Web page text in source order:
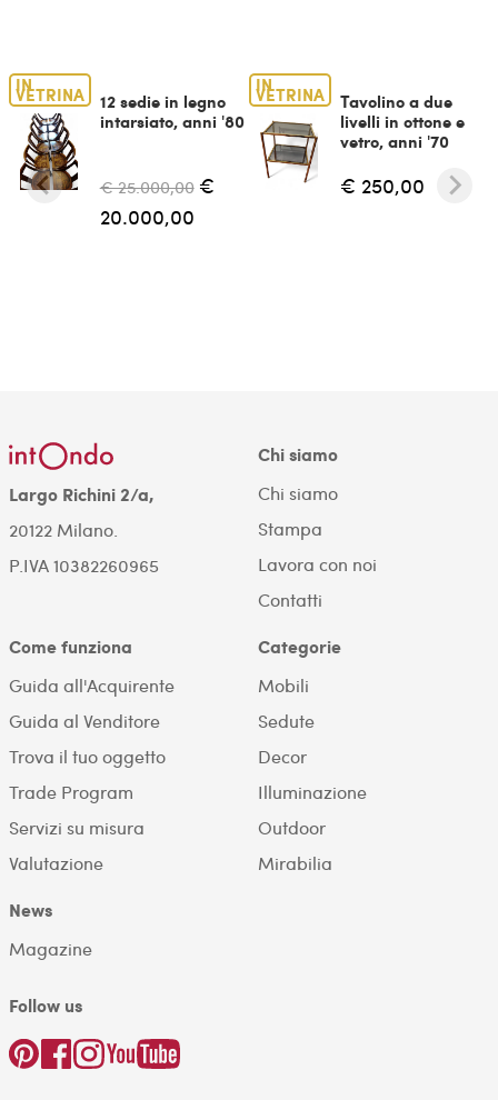
IN
VETRINA
12 sedie in legno
intarsiato, anni '80
€ 25.000,00 €
20.000,00
IN
VETRINA
Tavolino a due
livelli in ottone e
vetro, anni '70
€ 250,00
Largo Richini 2/a,
20122 Milano.
P.IVA 10382260965
Chi siamo
Chi siamo
Stampa
Lavora con noi
Contatti
Come funziona
Guida all'Acquirente
Guida al Venditore
Trova il tuo oggetto
Trade Program
Servizi su misura
Valutazione
Categorie
Mobili
Sedute
Decor
Illuminazione
Outdoor
Mirabilia
News
Magazine
Follow us